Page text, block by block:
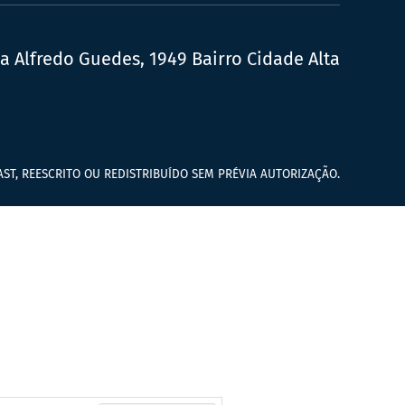
Alfredo Guedes, 1949 Bairro Cidade Alta
REESCRITO OU REDISTRIBUÍDO SEM PRÉVIA AUTORIZAÇÃO.